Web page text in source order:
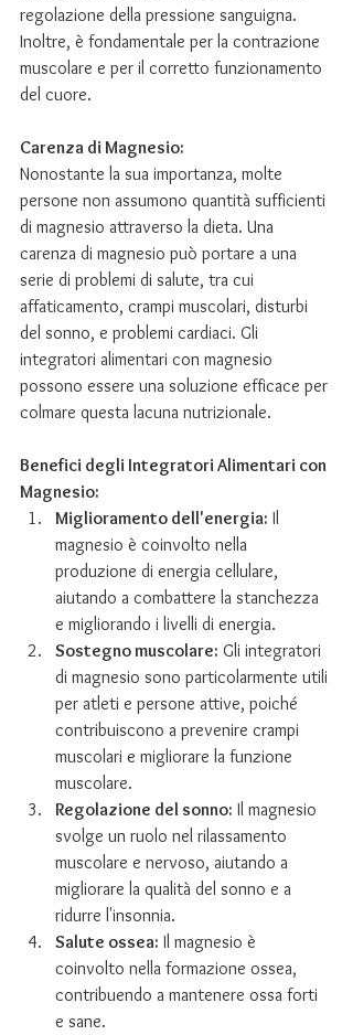
regolazione della pressione sanguigna.
Inoltre, è fondamentale per la contrazione
muscolare e per il corretto funzionamento
del cuore.
Carenza di Magnesio:
Nonostante la sua importanza, molte
persone non assumono quantità sufficienti
di magnesio attraverso la dieta. Una
carenza di magnesio può portare a una
serie di problemi di salute, tra cui
affaticamento, crampi muscolari, disturbi
del sonno, e problemi cardiaci. Gli
integratori alimentari con magnesio
possono essere una soluzione efficace per
colmare questa lacuna nutrizionale.
Benefici degli Integratori Alimentari con
Magnesio:
Miglioramento dell'energia: Il
magnesio è coinvolto nella
produzione di energia cellulare,
aiutando a combattere la stanchezza
e migliorando i livelli di energia.
Sostegno muscolare: Gli integratori
di magnesio sono particolarmente utili
per atleti e persone attive, poiché
contribuiscono a prevenire crampi
muscolari e migliorare la funzione
muscolare.
Regolazione del sonno: Il magnesio
svolge un ruolo nel rilassamento
muscolare e nervoso, aiutando a
migliorare la qualità del sonno e a
ridurre l'insonnia.
Salute ossea: Il magnesio è
coinvolto nella formazione ossea,
contribuendo a mantenere ossa forti
e sane.